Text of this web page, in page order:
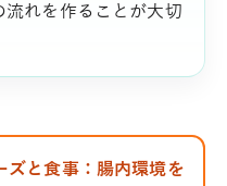
れを作ることが大切
ズと食事：腸内環境を